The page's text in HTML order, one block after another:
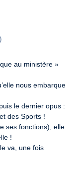
)
au ministère »
nous embarque
le dernier opus :
des Sports !
ses fonctions), elle
!
va, une fois